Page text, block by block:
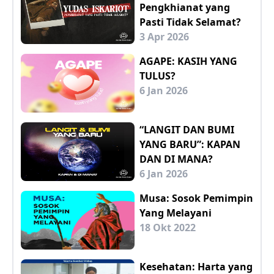
Pengkhianat yang
Pasti Tidak Selamat?
3 Apr 2026
AGAPE: KASIH YANG
TULUS?
6 Jan 2026
“LANGIT DAN BUMI
YANG BARU”: KAPAN
DAN DI MANA?
6 Jan 2026
Musa: Sosok Pemimpin
Yang Melayani
18 Okt 2022
Kesehatan: Harta yang